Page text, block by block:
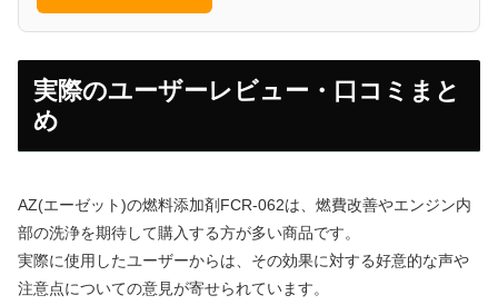
実際のユーザーレビュー・口コミまと
め
AZ(エーゼット)の燃料添加剤FCR-062は、燃費改善やエンジン内
部の洗浄を期待して購入する方が多い商品です。
実際に使用したユーザーからは、その効果に対する好意的な声や
注意点についての意見が寄せられています。